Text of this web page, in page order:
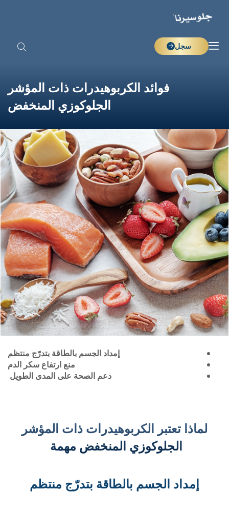
سجل
فوائد الكربوهيدرات ذات المؤشر
الجلوكوزي المنخفض
إمداد الجسم بالطاقة بتدرّج منتظم
منع ارتفاع سكر الدم
دعم الصحة على المدى الطويل
لماذا تعتبر الكربوهيدرات ذات المؤشر
الجلوكوزي المنخفض مهمة
إمداد الجسم بالطاقة بتدرّج منتظم